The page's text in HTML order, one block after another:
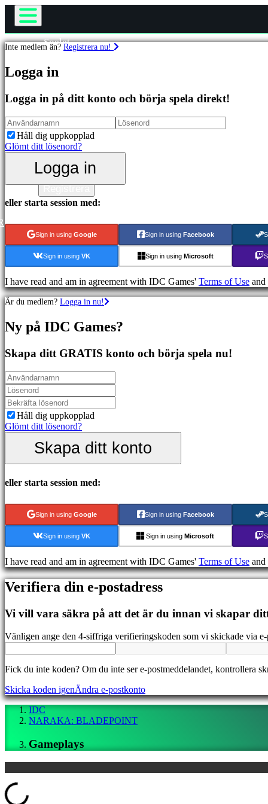
Utvalda
Nya
utgåvor
Gratis
att
spela
Kategorier
Actionspel
MMO
spel
RPG
spel
Skjutspel
Racing
games
games
games
games
Puzzle
Fighting
games
Demonstrationer
Community
Gameplay
Game
Events
Nyheter
Media
Forum
IDC
Gifts
Support
Registrera
Logga
in
Glömt
lösenord?
Ändra
språk
AR
Spelet
Gameplay
In-Game Events
Nyheter
Guider
Support
Forum
Shop
Logga in
Registrera
Inte medlem än? Registrera nu!
Logga in
Logga in på ditt konto och börja spela direkt!
Håll dig uppkopplad
Glömt ditt lösenord?
Logga in
eller starta session med:
Sign in using Google Sign in using Facebook
Sign in using VK Sign in using Microsoft
I have read and am in agreement with IDC Games' Terms of Use and
Är du medlem? Logga in nu!
Ny på IDC Games?
Skapa ditt GRATIS konto och börja spela nu!
Håll dig uppkopplad
Glömt ditt lösenord?
Skapa ditt konto
eller starta session med:
Sign in using Google Sign in using Facebook
Sign in using VK Sign in using Microsoft
I have read and am in agreement with IDC Games' Terms of Use and
Verifiera din e-postadress
Vi vill vara säkra på att det är du innan vi skapar
Vänligen ange den 4-siffriga verifieringskoden som vi skickade via e-
Fick du inte koden? Om du inte ser e-postmeddelandet, kontrollera
Skicka koden igenÄndra e-postkonto
IDC
NARAKA: BLADEPOINT
Gameplays